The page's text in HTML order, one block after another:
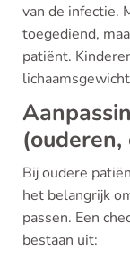
van de infectie.
toegediend,
patiënt.
Bij oudere
het belangrijk
passen. Een
bestaan uit: